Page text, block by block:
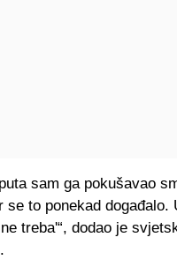
sam ga pokušavao
se to ponekad
treba'“, dodao je